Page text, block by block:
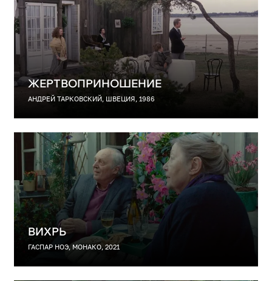
ЖЕРТВОПРИНОШЕНИЕ
АНДРЕЙ ТАРКОВСКИЙ, ШВЕЦИЯ, 1986
ВИХРЬ
ГАСПАР НОЭ, МОНАКО, 2021